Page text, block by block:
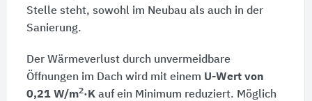
Stelle steht, sowohl im Neubau als auch in der
Sanierung.
Der Wärmeverlust durch unvermeidbare
Öffnungen im Dach wird mit einem U-Wert von
0,21 W/m2·Kauf ein Minimum reduziert. Möglich